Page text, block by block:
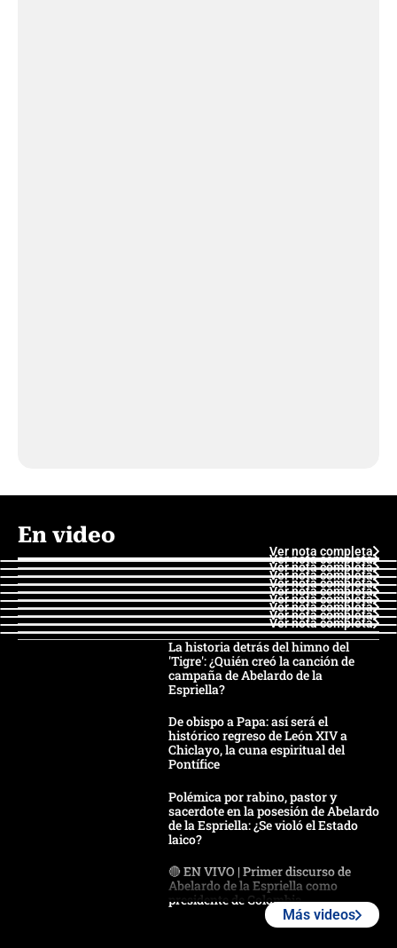
En video
Ver nota completa
Ver nota completa
Ver nota completa
Ver nota completa
Ver nota completa
Ver nota completa
Ver nota completa
Ver nota completa
Ver nota completa
Ver nota completa
La historia detrás del himno del
'Tigre': ¿Quién creó la canción de
campaña de Abelardo de la
Espriella?
De obispo a Papa: así será el
histórico regreso de León XIV a
Chiclayo, la cuna espiritual del
Pontífice
Polémica por rabino, pastor y
sacerdote en la posesión de Abelardo
de la Espriella: ¿Se violó el Estado
laico?
🔴 EN VIVO | Primer discurso de
Abelardo de la Espriella como
presidente de Colombia
Más videos